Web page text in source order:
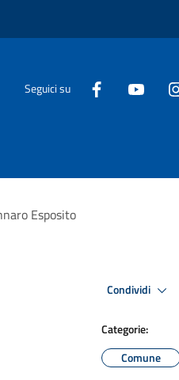
Seguici su
Esposito
Condividi
Categorie:
Comune